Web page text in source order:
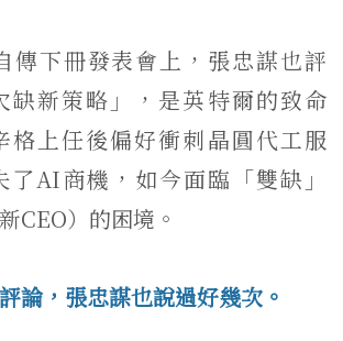
傳下冊發表會上，張忠謀也評
缺新策略」，是英特爾的致命
格上任後偏好衝刺晶圓代工服
AI商機，如今面臨「雙缺」
CEO）的困境。
論，張忠謀也說過好幾次。